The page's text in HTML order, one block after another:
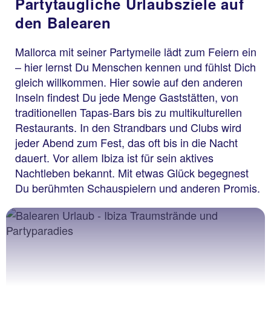
den Balearen
Mallorca mit seiner Partymeile lädt zum Feiern ein
– hier lernst Du Menschen kennen und fühlst Dich
gleich willkommen. Hier sowie auf den anderen
Inseln findest Du jede Menge Gaststätten, von
traditionellen Tapas-Bars bis zu multikulturellen
Restaurants. In den Strandbars und Clubs wird
jeder Abend zum Fest, das oft bis in die Nacht
dauert. Vor allem Ibiza ist für sein aktives
Nachtleben bekannt. Mit etwas Glück begegnest
Du berühmten Schauspielern und anderen Promis.